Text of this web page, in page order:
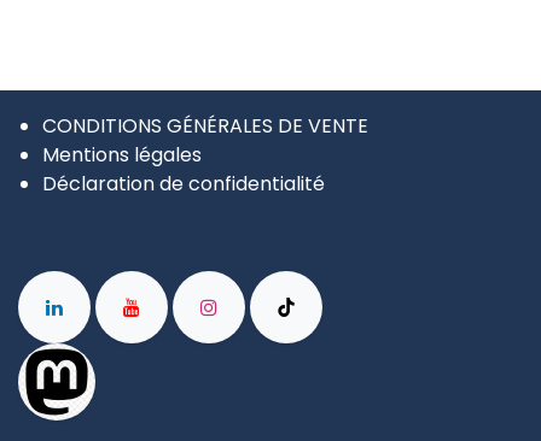
CONDITIONS GÉNÉRALES DE VENTE
Mentions légales
Déclaration de confidentialité